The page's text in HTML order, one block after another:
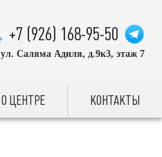
+7 (926) 168-95-50
Саляма Адиля, д.9к3, этаж 7
О ЦЕНТРЕ КОНТАКТЫ